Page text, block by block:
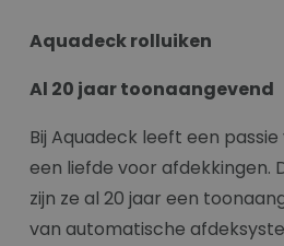
Aquadeck rolluiken
Al 20 jaar toonaangevend
Bij Aquadeck leeft een
een liefde voor afdekkingen.
zijn ze al 20 jaar een
van automatische